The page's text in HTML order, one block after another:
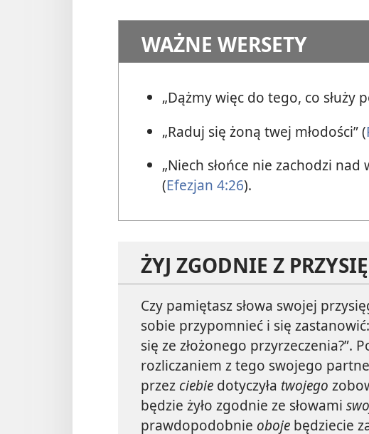
WAŻNE WERSETY
„Dążmy więc do tego, co służy
„Raduj się żoną twej młodości” (
„Niech słońce nie zachodzi
(Efezjan 4:26).
ŻYJ ZGODNIE Z
Czy pamiętasz słowa swojej
sobie przypomnieć i się
się ze złożonego przyrzeczenia?”.
rozliczaniem z tego swojego
przez ciebie dotyczyła twojego
będzie żyło zgodnie ze słowami
prawdopodobnie oboje będziecie